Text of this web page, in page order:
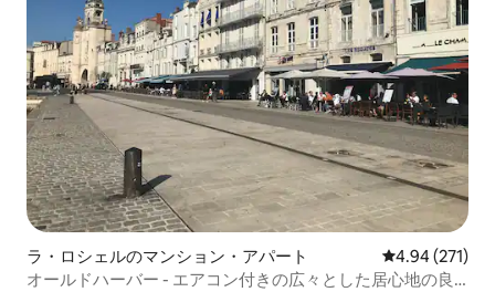
ラ・ロシェルのマンション・アパート レビュー271
4.94 (271)
オールドハーバー - エアコン付きの広々とした居心地の良